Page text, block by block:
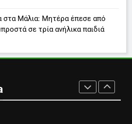
στα Μάλια: Μητέρα έπεσε από
σε τρία ανήλικα παιδιά
Times μαζί σε μια νέα
πρόταση
MEDIA
MEDIA